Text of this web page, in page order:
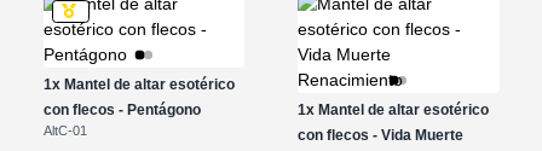
1xMantel de altar esotérico
con flecos - Pentágono
AltC-01
1x Mantel de altar esotérico
con flecos - Vida Muerte